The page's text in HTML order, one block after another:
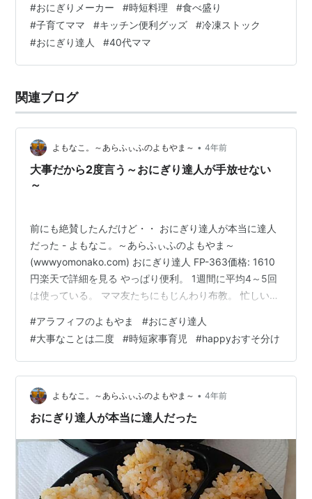
ナック菓子よりは健康的。分かっているけれど、1個ずつ
ラップを出してギュッギュと握る作業。 これが毎日続く
と思うと、私の手首も気力もちょっと限界かも、なんて
感じていたんです。 そんな時にSNSで見かけて「なるほ
いうアイテム。 まだ手元にはないの…
#おにぎりメーカー #時短料理 #食べ盛り
#子育てママ #キッチン便利グッズ #冷凍ストック
#おにぎり達人 #40代ママ
関連ブログ
よもなこ。～あらふぃふのよもやま～ • 4年前
大事だから2度言う～おにぎり達人が手放せない
～
前にも絶賛したんだけど・・ おにぎり達人が本当に達人
だった - よもなこ。～あらふぃふのよもやま～
(wwwyomonako.com) おにぎり達人 FP-363価格: 1610
円楽天で詳細を見る やっぱり便利。 1週間に平均4～5回
は使っている。 ママ友たちにもじんわり布教。 忙しい
しかも、ごはんが熱いままでも素早く作れるのは本当に
ありがたい。 毎朝6個作って、学校から帰宅したムスコ
が4個、ムスメが2個食べて それぞれ塾や習い事に行くの
が定番。 たまに余った時は冷凍しておいて、私の平日の
ランチのお供になる。 確かにお米の消費量は半端ない…
#アラフィフのよもやま #おにぎり達人
#大事なことは二度 #時短家事育児 #happyおすそ分け
よもなこ。～あらふぃふのよもやま～ • 4年前
おにぎり達人が本当に達人だった